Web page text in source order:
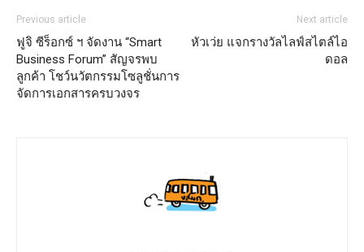
Previous article
ฟูจิ ซีร็อกซ์ ฯ จัดงาน “Smart
Business Forum” สัญจรพบ
ลูกค้า โชว์นวัตกรรมโซลูชั่นการ
จัดการเอกสารครบวงจร
Next article
หัวเว่ย แจกรางวัลไลฟ์สไตล์ไอ
ดอล